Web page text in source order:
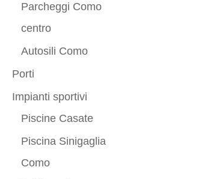
Parcheggi Como
centro
Autosili Como
Porti
Impianti sportivi
Piscine Casate
Piscina Sinigaglia
Como